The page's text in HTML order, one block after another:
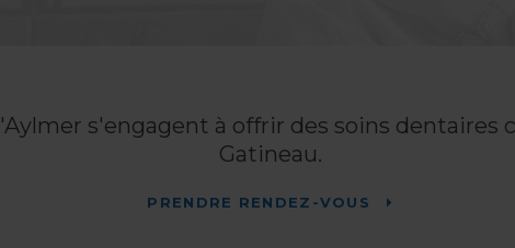
s'engagent à offrir des soins dentaires
Gatineau.
PRENDRE RENDEZ-VOUS